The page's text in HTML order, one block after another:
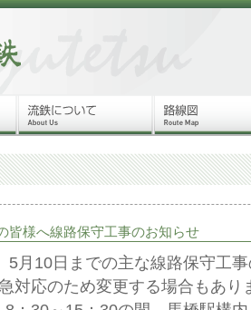
皆様へ線路保守工事のお知らせ
5月10日までの主な線路保守工
対応のため変更する場合もあり